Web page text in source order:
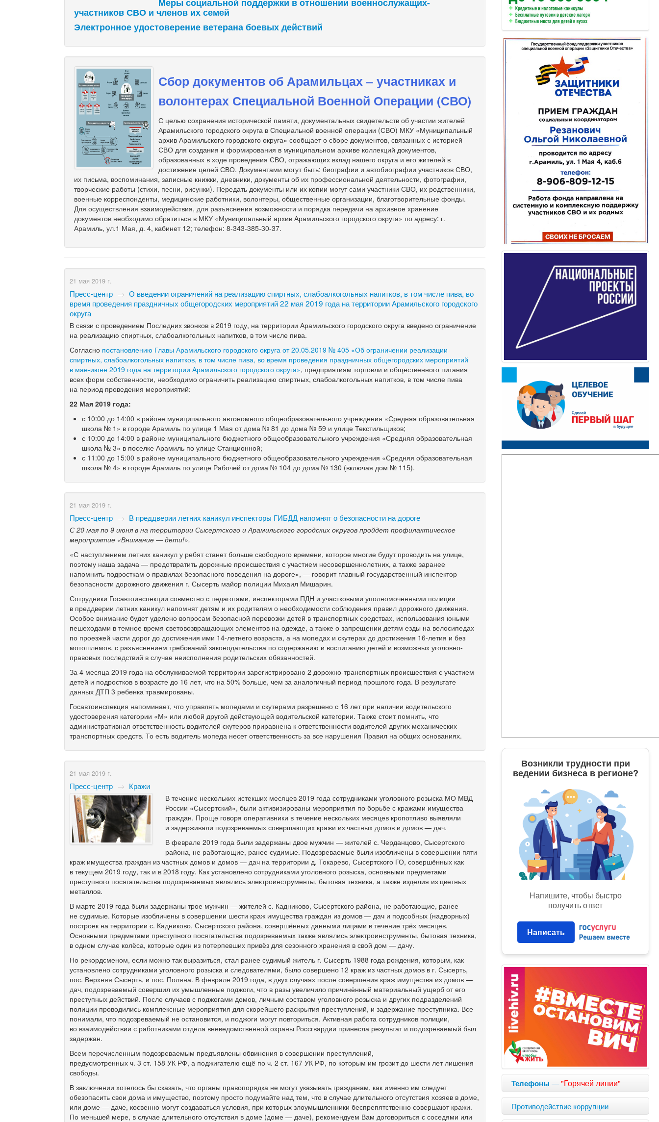
участников СВО и членов их семей
Электронное удостоверение ветерана боевых действий
Сбор документов об Арамильцах – участниках и
волонтерах Специальной Военной Операции (СВО)
С целью сохранения исторической памяти, документальных свидетельств об участии жителей
Арамильского городского округа в Специальной военной операции (СВО) МКУ «Муниципальный
архив Арамильского городского округа» сообщает о сборе документов, связанных с историей
СВО для создания и формирования в муниципальном архиве коллекций документов,
образованных в ходе проведения СВО, отражающих вклад нашего округа и его жителей в
достижение целей СВО. Документами могут быть: биографии и автобиографии участников СВО,
их письма, воспоминания, записные книжки, дневники, документы об их профессиональной деятельности, фотографии,
творческие работы (стихи, песни, рисунки). Передать документы или их копии могут сами участники СВО, их родственники,
военные корреспонденты, медицинские работники, волонтеры, общественные организации, благотворительные фонды.
Для осуществления взаимодействия, для разъяснения возможности и порядка передачи на архивное хранение
документов необходимо обратиться в МКУ «Муниципальный архив Арамильского городского округа» по адресу: г.
Арамиль, ул.1 Мая, д. 4, кабинет 12; телефон: 8-343-385-30-37.
21 мая 2019 г.
Пресс-центр → О введении ограничений на реализацию спиртных, слабоалкогольных напитков, в том числе пива, во
время проведения праздничных общегородских мероприятий 22 мая 2019 года на территории Арамильского городского
округа
В связи с проведением Последних звонков в 2019 году, на территории Арамильского городского округа введено ограничение
на реализацию спиртных, слабоалкогольных напитков, в том числе пива.
Согласно постановлению Главы Арамильского городского округа от 20.05.2019 № 405 «Об ограничении реализации
спиртных, слабоалкогольных напитков, в том числе пива, во время проведения праздничных общегородских мероприятий
в мае-июне 2019 года на территории Арамильского городского округа», предприятиям торговли и общественного питания
всех форм собственности, необходимо ограничить реализацию спиртных, слабоалкогольных напитков, в том числе пива
на период проведения мероприятий:
22 Мая 2019 года:
с 10:00 до 14:00 в районе муниципального автономного общеобразовательного учреждения «Средняя образовательная
школа № 1» в городе Арамиль по улице 1 Мая от дома № 81 до дома № 59 и улице Текстильщиков;
с 10:00 до 14:00 в районе муниципального бюджетного общеобразовательного учреждения «Средняя образовательная
школа № 3» в поселке Арамиль по улице Станционной;
с 11:00 до 15:00 в районе муниципального бюджетного общеобразовательного учреждения «Средняя образовательная
школа № 4» в городе Арамиль по улице Рабочей от дома № 104 до дома № 130 (включая дом № 115).
21 мая 2019 г.
Пресс-центр → В преддверии летних каникул инспекторы ГИБДД напомнят о безопасности на дороге
С 20 мая по 9 июня в на территории Сысертского и Арамильского городских округов пройдет профилактическое
мероприятие «Внимание — дети!».
«С наступлением летних каникул у ребят станет больше свободного времени, которое многие будут проводить на улице,
поэтому наша задача — предотвратить дорожные происшествия с участием несовершеннолетних, а также заранее
напомнить подросткам о правилах безопасного поведения на дороге», — говорит главный государственный инспектор
безопасности дорожного движения г. Сысерть майор полиции Михаил Мишарин.
Сотрудники Госавтоинспекции совместно с педагогами, инспекторами ПДН и участковыми уполномоченными полиции
в преддверии летних каникул напомнят детям и их родителям о необходимости соблюдения правил дорожного движения.
Особое внимание будет уделено вопросам безопасной перевозки детей в транспортных средствах, использования юными
пешеходами в темное время световозвращающих элементов на одежде, а также о запрещении детям езды на велосипедах
по проезжей части дорог до достижения ими 14-летнего возраста, а на мопедах и скутерах до достижения 16-летия и без
мотошлемов, с разъяснением требований законодательства по содержанию и воспитанию детей и возможных уголовно-
правовых последствий в случае неисполнения родительских обязанностей.
За 4 месяца 2019 года на обслуживаемой территории зарегистрировано 2 дорожно-транспортных происшествия с участием
детей и подростков в возрасте до 16 лет, что на 50% больше, чем за аналогичный период прошлого года. В результате
данных ДТП 3 ребенка травмированы.
Госавтоинспекция напоминает, что управлять мопедами и скутерами разрешено с 16 лет при наличии водительского
удостоверения категории «М» или любой другой действующей водительской категории. Также стоит помнить, что
административная ответственность водителей скутеров приравнена к ответственности водителей других механических
транспортных средств. То есть водитель мопеда несет ответственность за все нарушения Правил на общих основаниях.
21 мая 2019 г.
Пресс-центр → Кражи
В течение нескольких истекших месяцев 2019 года сотрудниками уголовного розыска МО МВД
России «Сысертский», были активизированы мероприятия по борьбе с кражами имущества
граждан. Проще говоря оперативники в течение нескольких месяцев кропотливо выявляли
и задерживали подозреваемых совершающих кражи из частных домов и домов — дач.
В феврале 2019 года были задержаны двое мужчин — жителей с. Черданцово, Сысертского
района, не работающие, ранее судимые. Подозреваемые были изобличены в совершении пяти
краж имущества граждан из частных домов и домов — дач на территории д. Токарево, Сысертского ГО, совершённых как
в текущем 2019 году, так и в 2018 году. Как установлено сотрудниками уголовного розыска, основными предметами
преступного посягательства подозреваемых являлись электроинструменты, бытовая техника, а также изделия из цветных
металлов.
В марте 2019 года были задержаны трое мужчин — жителей с. Кадниково, Сысертского района, не работающие, ранее
не судимые. Которые изобличены в совершении шести краж имущества граждан из домов — дач и подсобных (надворных)
построек на территории с. Кадниково, Сысертского района, совершённых данными лицами в течение трёх месяцев.
Основными предметами преступного посягательства подозреваемых также являлись электроинструменты, бытовая техника,
в одном случае колёса, которые один из потерпевших привёз для сезонного хранения в свой дом — дачу.
Но рекордсменом, если можно так выразиться, стал ранее судимый житель г. Сысерть 1988 года рождения, которым, как
установлено сотрудниками уголовного розыска и следователями, было совершено 12 краж из частных домов в г. Сысерть,
пос. Верхняя Сысерть, и пос. Поляна. В феврале 2019 года, в двух случаях после совершения краж имущества из домов —
дач, подозреваемый совершил их умышленные поджоги, что в разы увеличило причинённый материальный ущерб от его
преступных действий. После случаев с поджогами домов, личным составом уголовного розыска и других подразделений
полиции проводились комплексные мероприятия для скорейшего раскрытия преступлений, и задержание преступника. Все
понимали, что подозреваемый не остановится, и поджоги могут повториться. Активная работа сотрудников полиции,
во взаимодействии с работниками отдела вневедомственной охраны Россгвардии принесла результат и подозреваемый был
задержан.
Всем перечисленным подозреваемым предъявлены обвинения в совершении преступлений,
предусмотренных ч. 3 ст. 158 УК РФ, а поджигателю ещё по ч. 2 ст. 167 УК РФ, по которым им грозит до шести лет лишения
свободы.
В заключении хотелось бы сказать, что органы правопорядка не могут указывать гражданам, как именно им следует
обезопасить свои дома и имущество, поэтому просто подумайте над тем, что в случае длительного отсутствия хозяев в доме,
или доме — даче, косвенно могут создаваться условия, при которых злоумышленники беспрепятственно совершают кражи.
По меньшей мере, в случае длительного отсутствия в доме (доме — даче), рекомендуем Вам договориться с соседями или
Возникли трудности при
ведении бизнеса в регионе?
Напишите, чтобы быстро
получить ответ
Написать
Телефоны —"Горячей линии"
Противодействие коррупции